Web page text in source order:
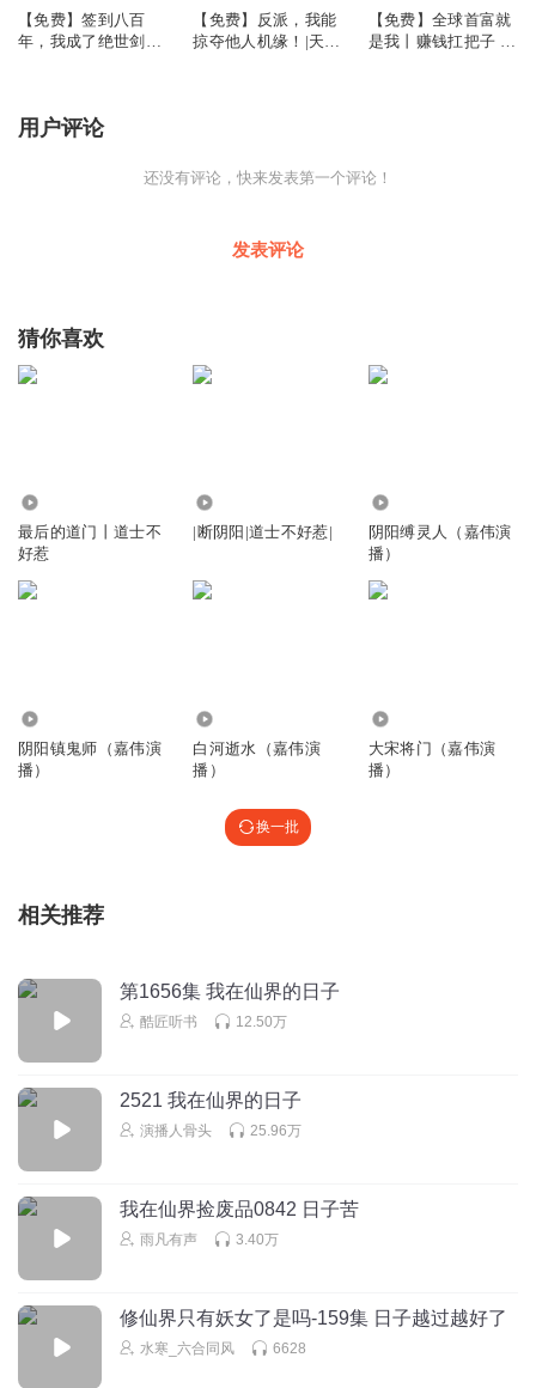
【免费】签到八百
年，我成了绝世剑
【免费】反派，我能
掠夺他人机缘！|天命
【免费】全球首富就
是我丨赚钱扛把子 财
用户评论
还没有评论，快来发表第一个评论！
发表评论
猜你喜欢
最后的道门丨道士不
好惹
|断阴阳|道士不好惹|
阴阳缚灵人（嘉伟演
播）
阴阳镇鬼师（嘉伟演
播）
白河逝水（嘉伟演
播）
大宋将门（嘉伟演
播）
换一批
相关推荐
第1656集 我在仙界的日子
酷匠听书 12.50万
2521 我在仙界的日子
演播人骨头 25.96万
我在仙界捡废品0842 日子苦
雨凡有声 3.40万
修仙界只有妖女了是吗-159集 日子越过越好了
水寒_六合同风 6628